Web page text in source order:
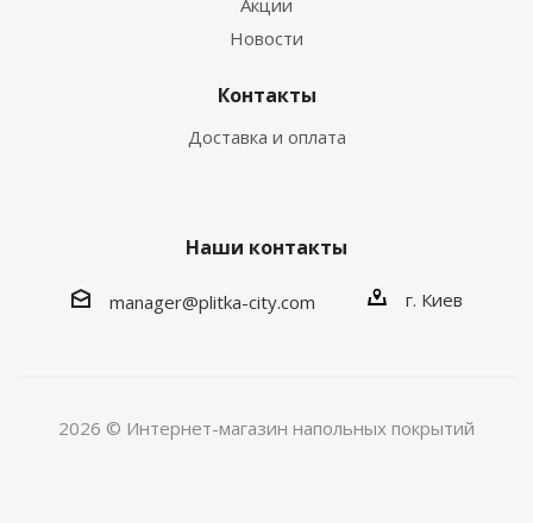
Акции
Новости
Контакты
Доставка и оплата
Наши контакты
manager@plitka-city.com г. Киев
2026 © Интернет-магазин напольных покрытий